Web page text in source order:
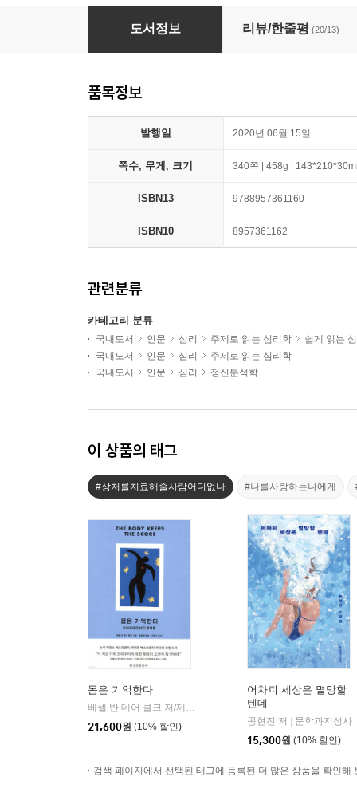
내 그림자에게 말 걸기
도서정보 리뷰/한줄평 (20/13)
품목정보
발행일 2020년 06월 15일
쪽수, 무게, 크기 340쪽 | 458g |
ISBN13 9788957361160
ISBN10 8957361162
관련분류
카테고리 분류
국내도서 인문 심리 주제로 읽는 심리학
쉽게 읽는
국내도서
인문 심리
주제로 읽는 심리학
국내도서
인문 심리 정신분석학
이 상품의 태그
#상처를치료해줄사람어디없나 #나를사랑하는나에게
몸은 기억한다
베셀 반 데어 콜크 저/제효영 역/김현수 감수
21,600원 (10% 할인)
어차피 세상은 멸망할
텐데
공현진 저
문학과지성사
15,300원 (10% 할인)
검색 페이지에서 선택된 태그에 등록된 더 많은 상품을 확인해